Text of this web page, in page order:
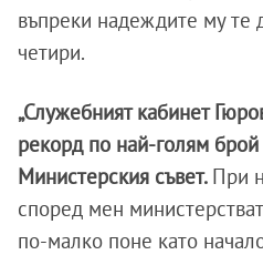
въпреки надеждите му те
четири.
„Служебният кабинет
рекорд по най-голям
Министерския съвет. При
според мен
по-малко поне като